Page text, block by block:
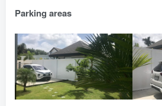
Parking areas